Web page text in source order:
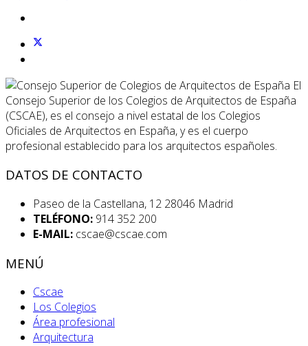
El
Consejo Superior de los Colegios de Arquitectos de España
(CSCAE), es el consejo a nivel estatal de los Colegios
Oficiales de Arquitectos en España, y es el cuerpo
profesional establecido para los arquitectos españoles.
DATOS DE CONTACTO
Paseo de la Castellana, 12 28046 Madrid
TELÉFONO: 914 352 200
E-MAIL: cscae@cscae.com
MENÚ
Cscae
Los Colegios
Área profesional
Arquitectura